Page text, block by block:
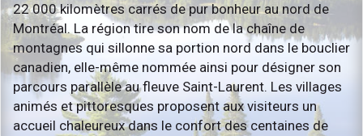
22 000 kilomètres carrés de pur bonheur au nord de
Montréal. La région tire son nom de la chaîne de
montagnes qui sillonne sa portion nord dans le bouclier
canadien, elle-même nommée ainsi pour désigner son
parcours parallèle au fleuve Saint-Laurent. Les villages
animés et pittoresques proposent aux visiteurs un
accueil chaleureux dans le confort des centaines de